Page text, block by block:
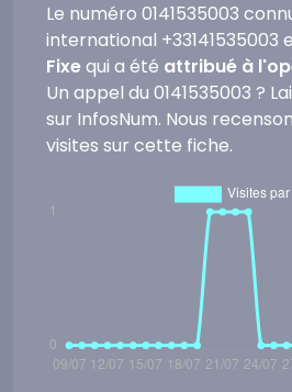
Le numéro 0141535003
international +33141535003
Fixequi a été attribué à
Un appel du 0141535003 ?
sur InfosNum. Nous
visites sur cette fiche.